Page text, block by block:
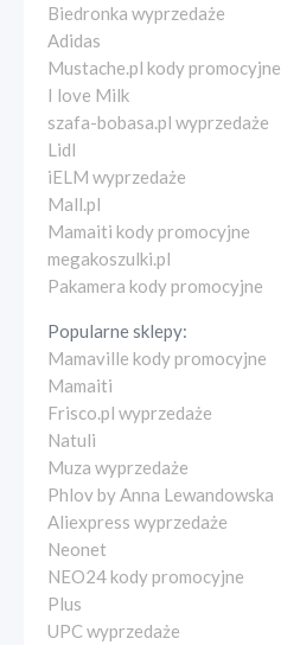
Biedronka wyprzedaże
Adidas
Mustache.pl kody promocyjne
I love Milk
szafa-bobasa.pl wyprzedaże
Lidl
iELM wyprzedaże
Mall.pl
Mamaiti kody promocyjne
megakoszulki.pl
Pakamera kody promocyjne
Popularne sklepy:
Mamaville kody promocyjne
Mamaiti
Frisco.pl wyprzedaże
Natuli
Muza wyprzedaże
Phlov by Anna Lewandowska
Aliexpress wyprzedaże
Neonet
NEO24 kody promocyjne
Plus
UPC wyprzedaże